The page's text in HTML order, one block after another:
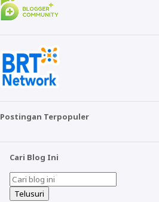
Postingan Terpopuler
Cari Blog Ini